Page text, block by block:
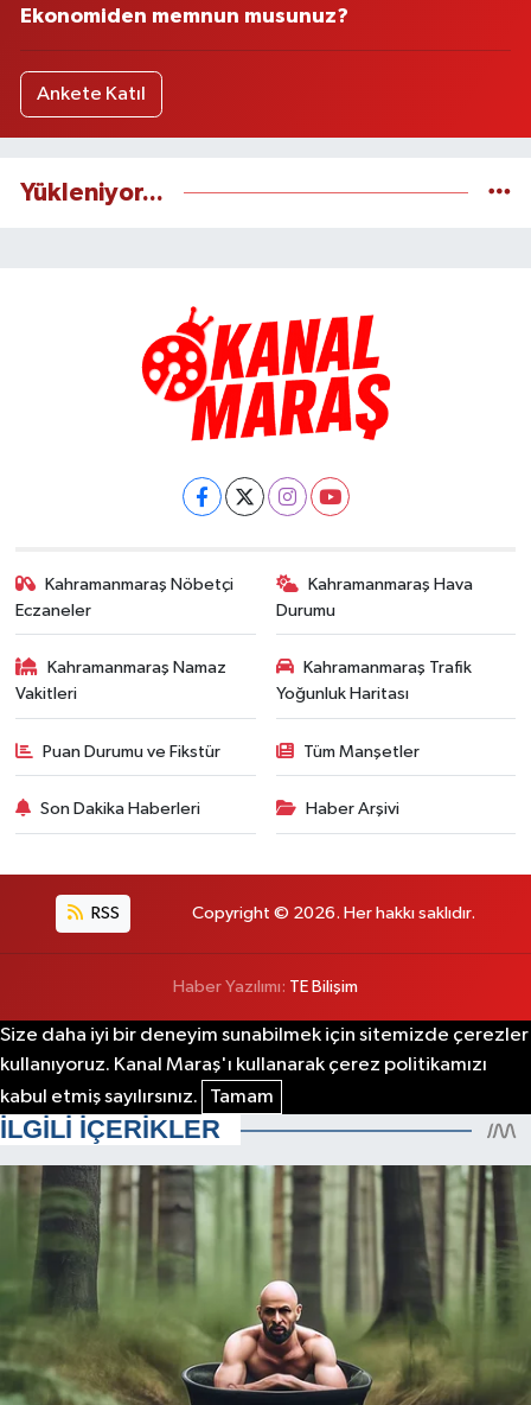
Ekonomiden memnun musunuz?
Ankete Katıl
Yükleniyor...
Kahramanmaraş Nöbetçi
Eczaneler
Kahramanmaraş Hava
Durumu
Kahramanmaraş Namaz
Vakitleri
Kahramanmaraş Trafik
Yoğunluk Haritası
Puan Durumu ve Fikstür Tüm Manşetler
Son Dakika Haberleri Haber Arşivi
RSS Copyright © 2026. Her hakkı saklıdır.
Haber Yazılımı: TE Bilişim
Size daha iyi bir deneyim sunabilmek için sitemizde çerezler
kullanıyoruz. Kanal Maraş'ı kullanarak çerez politikamızı
kabul etmiş sayılırsınız.
Tamam